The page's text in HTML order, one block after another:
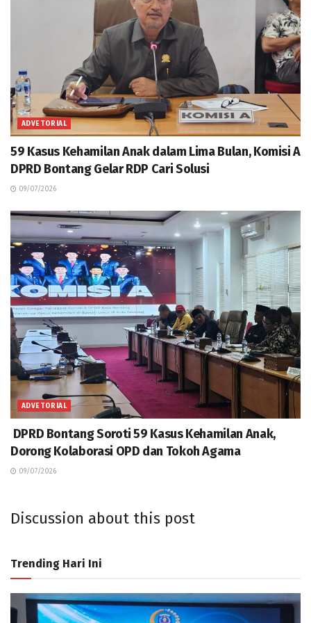
ADVETORIAL
59 Kasus Kehamilan Anak dalam Lima Bulan, Komisi A
DPRD Bontang Gelar RDP Cari Solusi
09/07/2026
ADVETORIAL
DPRD Bontang Soroti 59 Kasus Kehamilan Anak,
Dorong Kolaborasi OPD dan Tokoh Agama
09/07/2026
Discussion about this post
Trending Hari Ini